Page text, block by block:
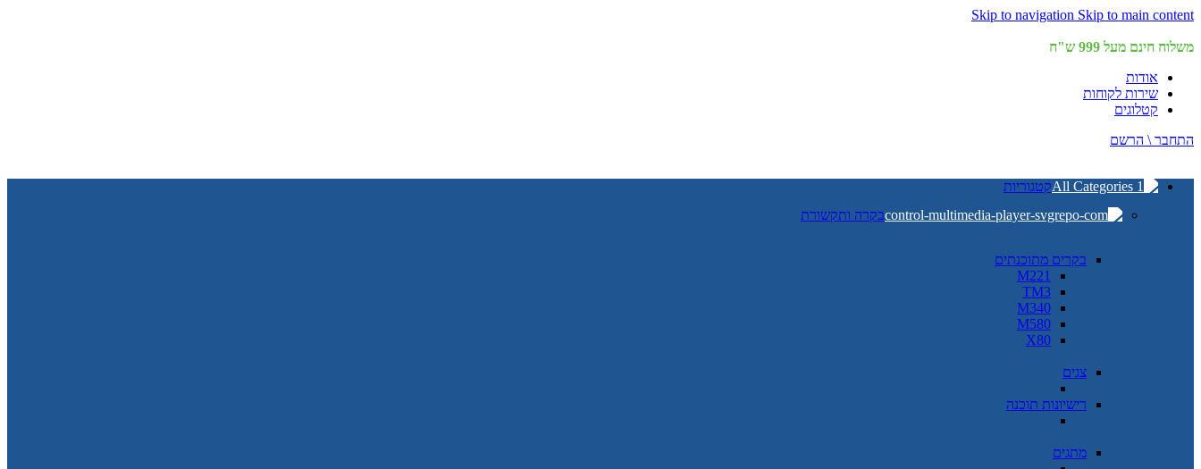
Skip to navigation Skip to main content
משלוח חינם מעל 999 ש"ח
אודות
שירות לקוחות
קטלוגים
התחבר \ הרשם
קטגוריות
בקרה ותקשורת
בקרים מתוכנתים
M221
TM3
M340
M580
X80
צגים
רישיונות תוכנה
מתגים